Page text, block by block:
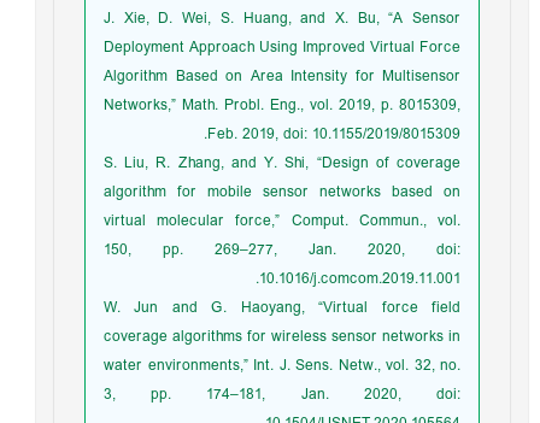
J. Xie, D. Wei, S. Huang, and X. Bu, “A Sensor
Deployment Approach Using Improved Virtual Force
Algorithm Based on Area Intensity for Multisensor
Networks,” Math. Probl. Eng., vol. 2019, p. 8015309,
Feb. 2019, doi: 10.1155/2019/8015309.
S. Liu, R. Zhang, and Y. Shi, “Design of coverage
algorithm for mobile sensor networks based on
virtual molecular force,” Comput. Commun., vol.
150, pp. 269–277, Jan. 2020, doi:
10.1016/j.comcom.2019.11.001.
W. Jun and G. Haoyang, “Virtual force field
coverage algorithms for wireless sensor networks in
water environments,” Int. J. Sens. Netw., vol. 32, no.
3, pp. 174–181, Jan. 2020, doi: